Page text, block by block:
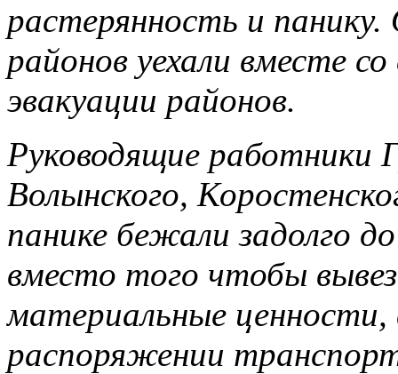
растерянность и
районов уехали вместе
эвакуации районов.
Руководящие работники
Волынского,
панике бежали задолго
вместо того чтобы
материальные
распоряжении